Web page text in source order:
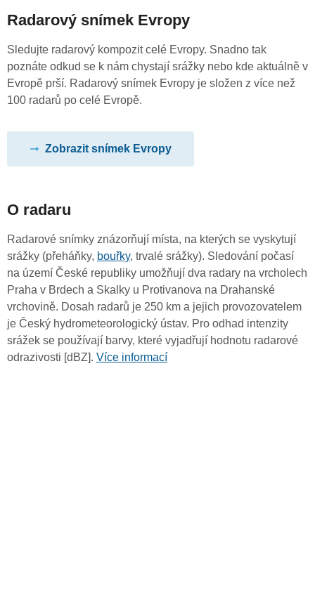
Radarový snímek Evropy
Sledujte radarový kompozit celé Evropy. Snadno tak
poznáte odkud se k nám chystají srážky nebo kde aktuálně v
Evropě prší. Radarový snímek Evropy je složen z více než
100 radarů po celé Evropě.
Zobrazit snímek Evropy
O radaru
Radarové snímky znázorňují místa, na kterých se vyskytují
srážky (přeháňky, bouřky, trvalé srážky). Sledování počasí
na území České republiky umožňují dva radary na vrcholech
Praha v Brdech a Skalky u Protivanova na Drahanské
vrchovině. Dosah radarů je 250 km a jejich provozovatelem
je Český hydrometeorologický ústav. Pro odhad intenzity
srážek se používají barvy, které vyjadřují hodnotu radarové
odrazivosti [dBZ]. Více informací